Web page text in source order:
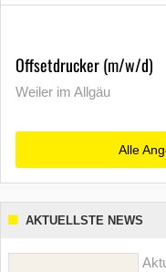
Offsetdrucker (m/w/d)
Weiler im Allgäu
Alle
AKTUELLSTE NEWS